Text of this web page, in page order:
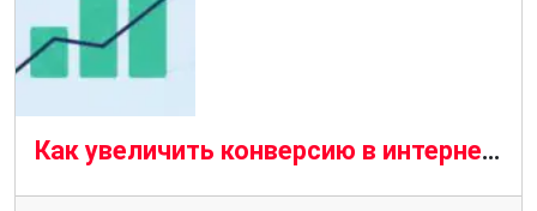
Как увеличить конверсию в интернет-магазине с помощью удобного приема платежей